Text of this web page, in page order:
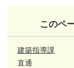
このペ
建築指導課
直通